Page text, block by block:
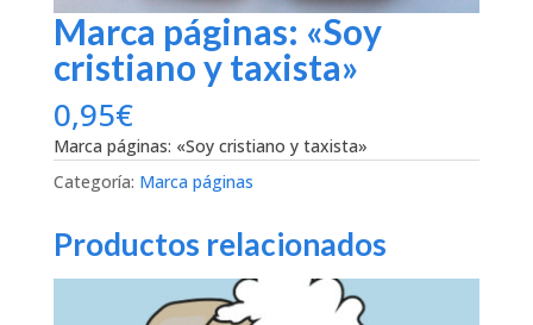
Marca páginas: «Soy
cristiano y taxista»
0,95€
Marca páginas: «Soy cristiano y taxista»
Categoría: Marca páginas
Productos relacionados